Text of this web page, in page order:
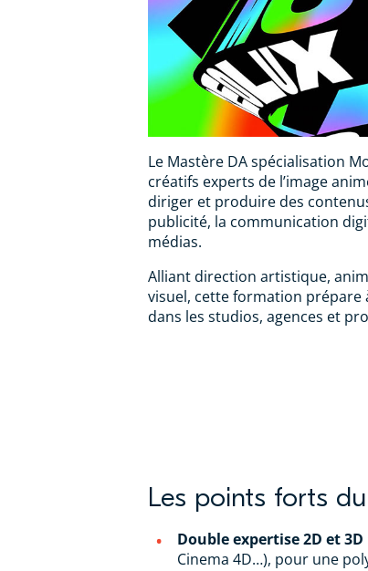
Le Mastère DA spécialisation
créatifs experts de l’image
diriger et produire des
publicité, la communication
médias.
Alliant direction artistique,
visuel, cette formation
dans les studios, agences et
Les points forts
Double expertise 2D et 3D
Cinema 4D…), pour une